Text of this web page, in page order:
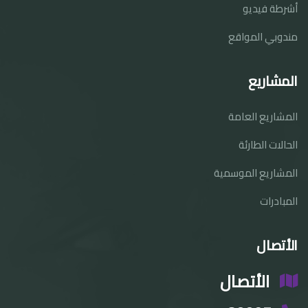
أشرطة فيديو
مندوبي المواقع
المشاريع
المشاريع العامة
الحالات الطارئة
المشاريع الموسمية
المبادرات
الأتصال
الأتصال